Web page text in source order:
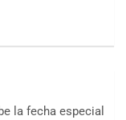
la fecha especial